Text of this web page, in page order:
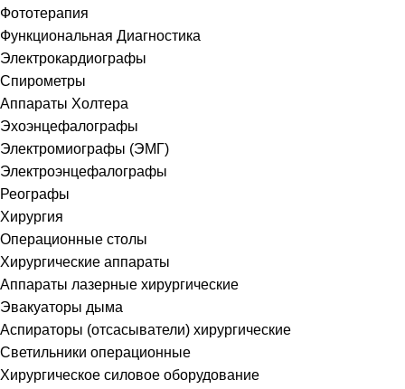
Фототерапия
Функциональная Диагностика
Электрокардиографы
Спирометры
Аппараты Холтера
Эхоэнцефалографы
Электромиографы (ЭМГ)
Электроэнцефалографы
Реографы
Хирургия
Операционные столы
Хирургические аппараты
Аппараты лазерные хирургические
Эвакуаторы дыма
Аспираторы (отсасыватели) хирургические
Светильники операционные
Хирургическое силовое оборудование